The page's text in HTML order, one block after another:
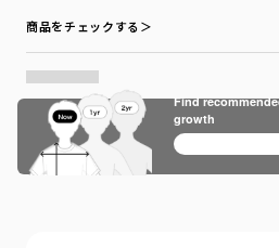
商品をチェックする＞
かっこいい！
ポケモン大好きなので、喜んでいます。
Find
growth